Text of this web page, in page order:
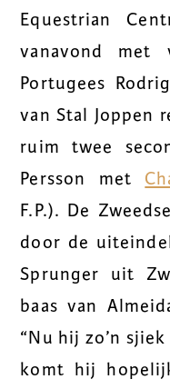
Equestrian
vanavond met
Portugees
van Stal Joppen
ruim twee
Persson met
F.P.). De
door de
Sprunger uit
baas van
“Nu hij zo’n
komt hij